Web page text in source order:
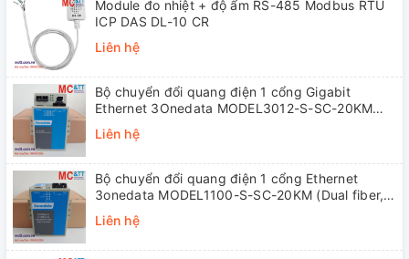
Module đo nhiệt + độ ẩm RS-485 Modbus RTU
ICP DAS DL-10 CR
Liên hệ
Bộ chuyển đổi quang điện 1 cổng Gigabit
Ethernet 3Onedata MODEL3012-S-SC-20KM
Liên hệ
Bộ chuyển đổi quang điện 1 cổng Ethernet
3onedata MODEL1100-S-SC-20KM (Dual fiber,
Liên hệ